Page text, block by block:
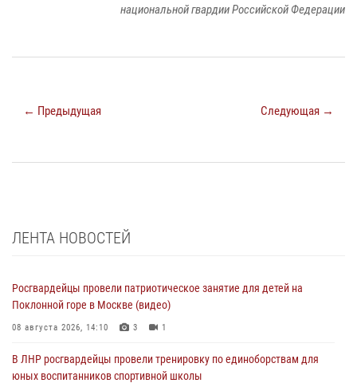
национальной гвардии Российской Федерации
← Предыдущая Следующая →
ЛЕНТА НОВОСТЕЙ
Росгвардейцы провели патриотическое занятие для детей на
Поклонной горе в Москве (видео)
08 августа 2026, 14:10 3 1
В ЛНР росгвардейцы провели тренировку по единоборствам для
юных воспитанников спортивной школы